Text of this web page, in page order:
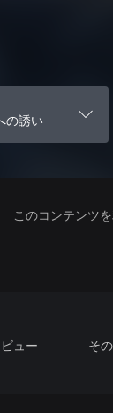
の誘い
このコンテンツ
ュー そ